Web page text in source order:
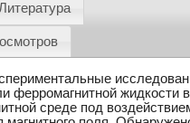
ферромагнитной жидкости в
среде под